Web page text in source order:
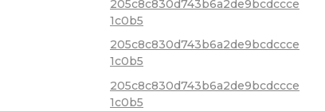
205c8c830d743b6a2de9bcdccce
1c0b5
205c8c830d743b6a2de9bcdccce
1c0b5
205c8c830d743b6a2de9bcdccce
1c0b5